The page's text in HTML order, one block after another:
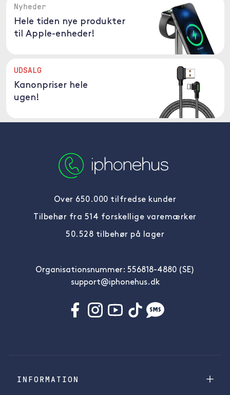
Nyheder
Hele tiden nye produkter
til Apple-enheder!
UDSALG
Kanonpriser hele
ugen!
Over 650.000 tilfredse kunder
Tilbehør fra 514 forskellige varemærker
50.528 tilbehør på lager
Organisationsnummer: 556818-4880 (SE)
support@iphonehus.dk
INFORMATION